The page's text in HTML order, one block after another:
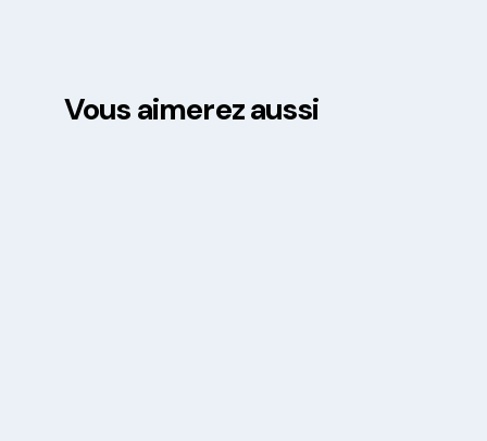
Vous aimerez aussi